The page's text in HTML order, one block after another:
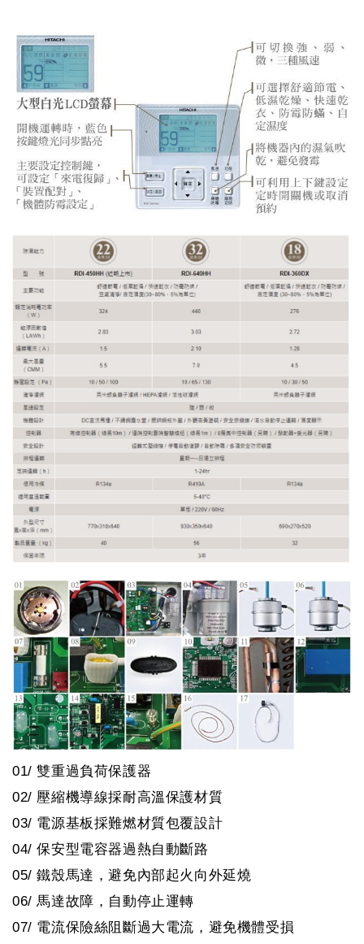
01/ 雙重過負荷保護器
02/ 壓縮機導線採耐高溫保護材質
03/ 電源基板採難燃材質包覆設計
04/ 保安型電容器過熱自動斷路
05/ 鐵殼馬達，避免內部起火向外延燒
06/ 馬達故障，自動停止運轉
07/ 電流保險絲阻斷過大電流，避免機體受損